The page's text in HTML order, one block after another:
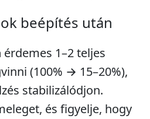
beépítés után
érdemes 1–2 teljes
(100% → 15–20%),
stabilizálódjon.
és figyelje, hogy